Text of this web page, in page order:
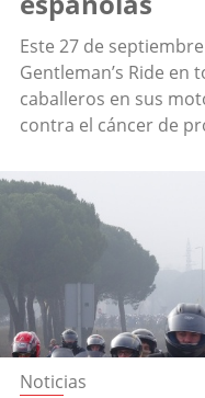
Este 27 de
Gentleman’s Ride en
caballeros en sus
contra el cáncer de
Noticias